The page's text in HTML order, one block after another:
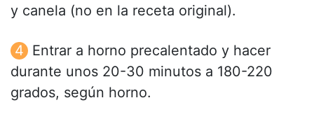
y canela (no en la receta original).
Entrar a horno precalentado y hacer
durante unos 20-30 minutos a 180-220
grados, según horno.